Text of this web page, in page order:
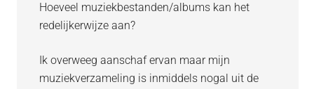
Hoeveel muziekbestanden/albums kan het
redelijkerwijze aan?
Ik overweeg aanschaf ervan maar mijn
muziekverzameling is inmiddels nogal uit de